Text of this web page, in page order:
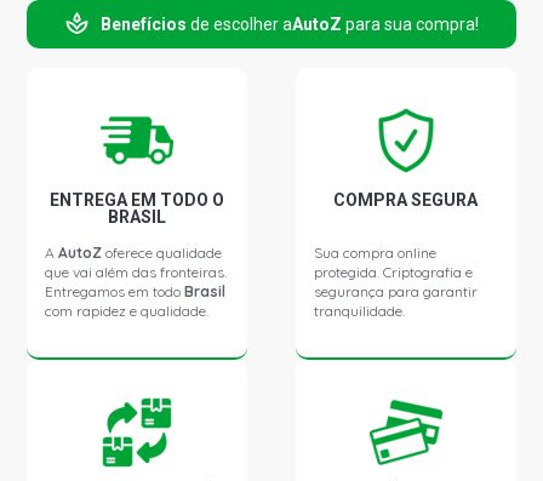
Benefícios de escolher aAutoZ para sua compra!
ENTREGA EM TODO O
BRASIL
AAutoZ oferece qualidade
que vai além das fronteiras.
Entregamos em todoBrasil
com rapidez e qualidade.
COMPRA SEGURA
Sua compra online
protegida. Criptografia e
segurança para garantir
tranquilidade.